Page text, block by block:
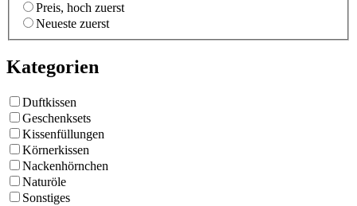
Preis, hoch zuerst
Neueste zuerst
Kategorien
Duftkissen
Geschenksets
Kissenfüllungen
Körnerkissen
Nackenhörnchen
Naturöle
Sonstiges